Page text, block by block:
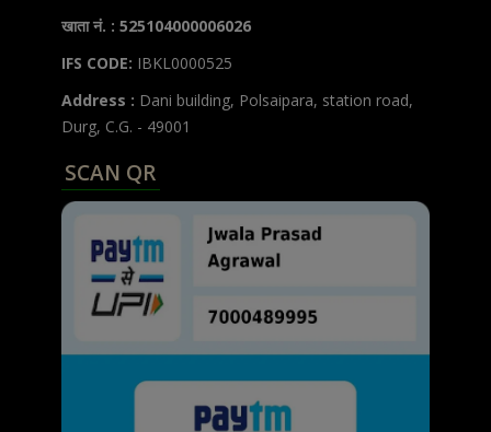
खाता नं. : 525104000006026
IFS CODE: IBKL0000525
Address : Dani building, Polsaipara, station road,
Durg, C.G. - 49001
SCAN QR